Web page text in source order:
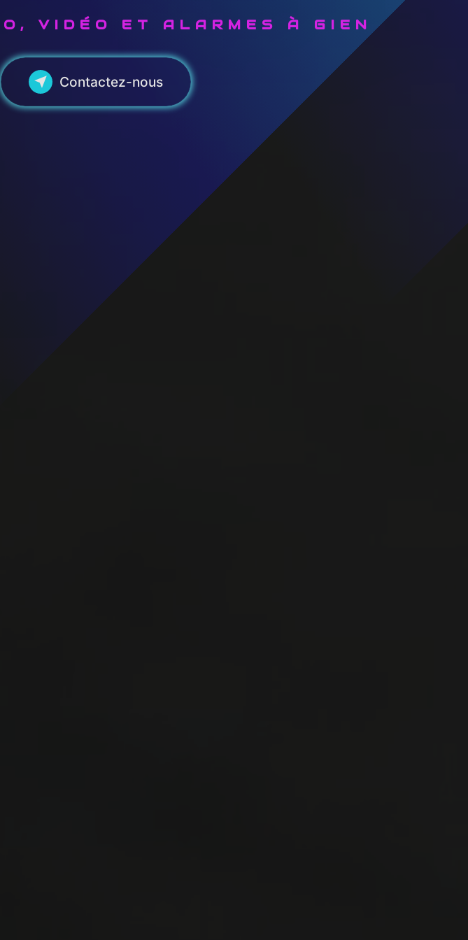
VIDÉO ET ALARMES À GIEN
Contactez-nous